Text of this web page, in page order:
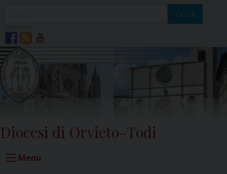
Cerca
Diocesi di Orvieto-Todi
Menu